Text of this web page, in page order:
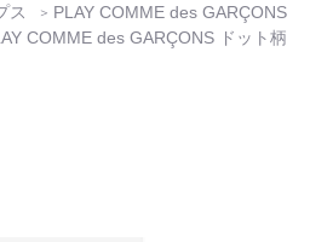
ス
PLAY COMME des GARÇONS
COMME des GARÇONS ドット柄